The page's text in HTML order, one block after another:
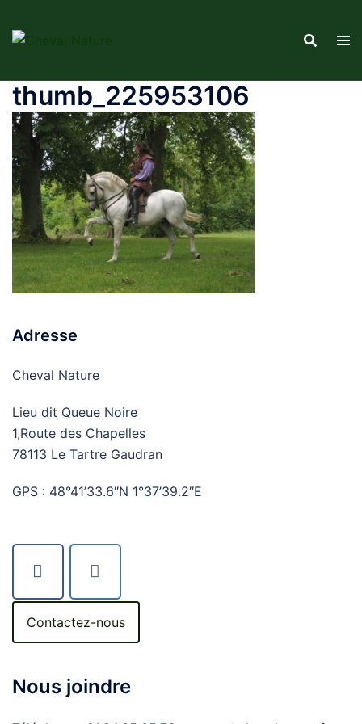
au
thumb_225953106
Adresse
Cheval Nature
Lieu dit Queue Noire
1,Route des Chapelles
78113 Le Tartre Gaudran
GPS : 48°41’33.6″N 1°37’39.2″E
Contactez-nous
Nous joindre